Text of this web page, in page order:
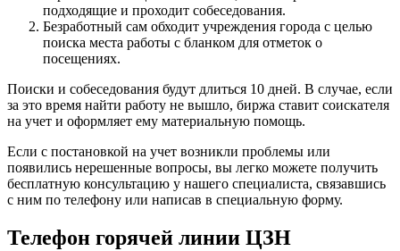
подходящие и проходит собеседования.
Безработный сам обходит учреждения города с целью
поиска места работы с бланком для отметок о
посещениях.
Поиски и собеседования будут длиться 10 дней. В случае, если
за это время найти работу не вышло, биржа ставит соискателя
на учет и оформляет ему материальную помощь.
Если с постановкой на учет возникли проблемы или
появились нерешенные вопросы, вы легко можете получить
бесплатную консультацию у нашего специалиста, связавшись
с ним по телефону или написав в специальную форму.
Телефон горячей линии ЦЗН